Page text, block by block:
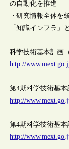
の自動化を推進
・研究情報全体を
「知識インフラ」
科学技術基本計画
http://
第4期科学技術基
http://
第4期科学技術基本
http://